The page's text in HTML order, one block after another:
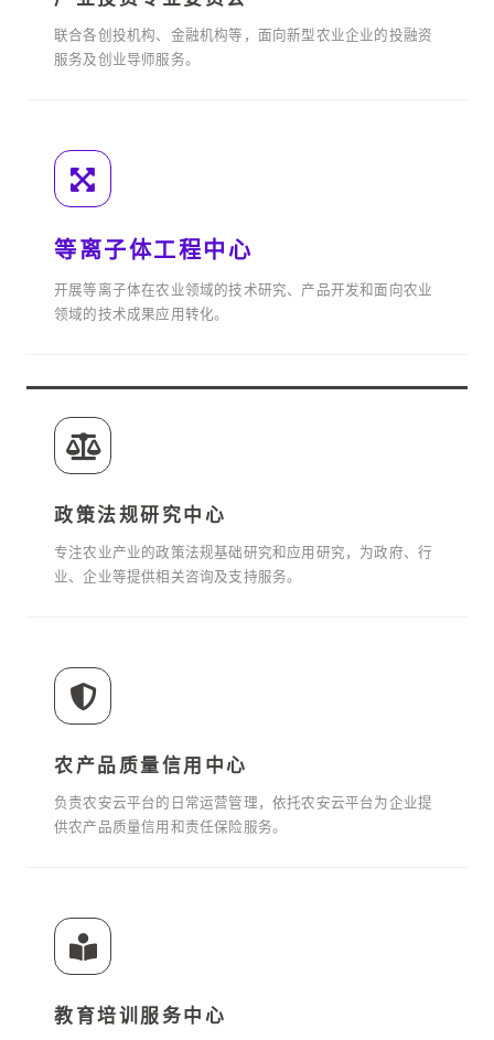
联合各创投机构、金融机构等，面向新型农业企业的投融资
服务及创业导师服务。
等离子体工程中心
开展等离子体在农业领域的技术研究、产品开发和面向农业
领域的技术成果应用转化。
政策法规研究中心
专注农业产业的政策法规基础研究和应用研究，为政府、行
业、企业等提供相关咨询及支持服务。
农产品质量信用中心
负责农安云平台的日常运营管理，依托农安云平台为企业提
供农产品质量信用和责任保险服务。
教育培训服务中心